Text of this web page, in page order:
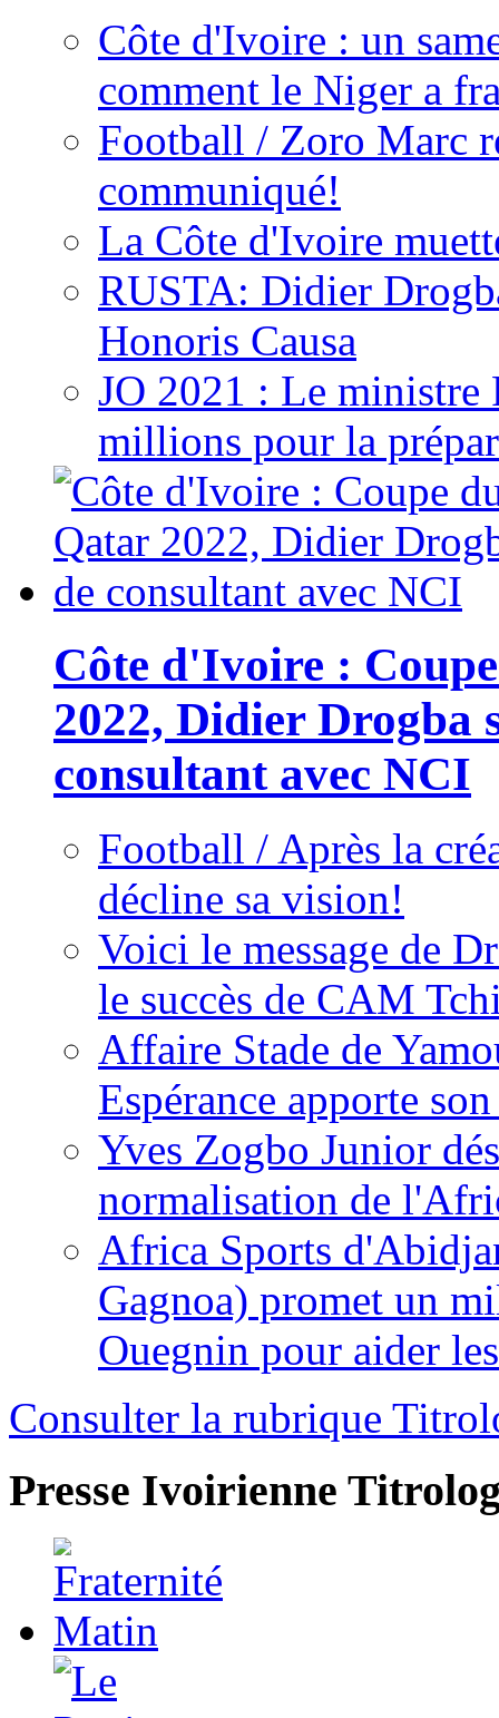
Côte d'Ivoire : un
comment le Niger a
Football / Zoro Marc
communiqué!
La Côte d'Ivoire
RUSTA: Didier
Honoris Causa
JO 2021 : Le ministre
millions pour la
Côte d'Ivoire :
2022, Didier Drogba
consultant avec NCI
Football / Après la
décline sa vision!
Voici le message de
le succès de CAM
Affaire Stade de
Espérance apporte
Yves Zogbo Junior
normalisation de
Africa Sports
Gagnoa) promet un
Ouegnin pour aider
Consulter la rubrique
Presse Ivoirienne